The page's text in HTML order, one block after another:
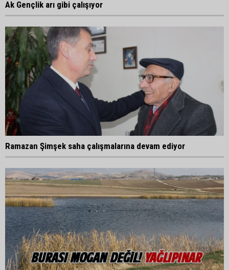
Ak Gençlik arı gibi çalışıyor
Ramazan Şimşek saha çalışmalarına devam ediyor